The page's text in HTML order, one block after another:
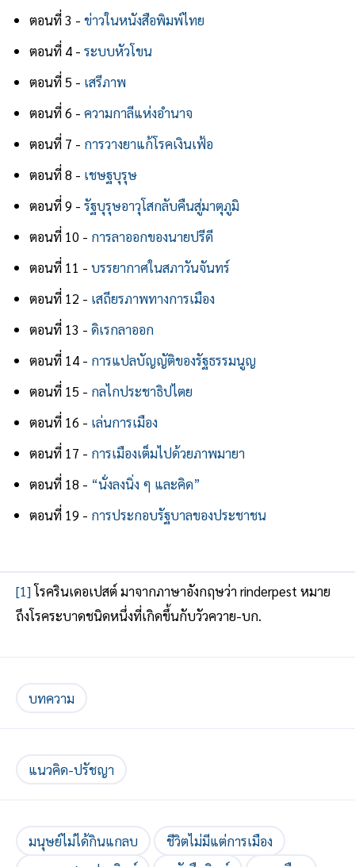
ตอนที่ 3 - ข่าวในหนังสือพิมพ์ไทย
ตอนที่ 4 - ระบบหัวโขน
ตอนที่ 5 - เสรีภาพ
ตอนที่ 6 - ความกาลีแห่งอำนาจ
ตอนที่ 7 - การวางยาแก้โรคเงินเฟ้อ
ตอนที่ 8 - เชษฐบุรุษ
ตอนที่ 9 - รัฐบุรุษอาวุโสกลับคืนสู่มาตุภูมิ
ตอนที่ 10 - การลาออกของนายปรีดี
ตอนที่ 11 - บรรยากาศในสภาวันจันทร์
ตอนที่ 12 - เสถียรภาพทางการเมือง
ตอนที่ 13 - ดิเรกลาออก
ตอนที่ 14 - การแปลบัญญัติของรัฐธรรมนูญ
ตอนที่ 15 - กลไกประชาธิปไตย
ตอนที่ 16 - เล่นการเมือง
ตอนที่ 17 - การเมืองเต็มไปด้วยภาพมายา
ตอนที่ 18 - “นั่งลงนิ่ง ๆ และคิด”
ตอนที่ 19 - การประกอบรัฐบาลของประชาชน
[1]โรครินเดอเปสต์ มาจากภาษาอังกฤษว่า rinderpest หมาย
ถึงโรคระบาดชนิดหนึ่งที่เกิดขึ้นกับวัวควาย-บก.
บทความ
แนวคิด-ปรัชญา
มนุษย์ไม่ได้กินแกลบ
ชีวิตไม่มีแต่การเมือง